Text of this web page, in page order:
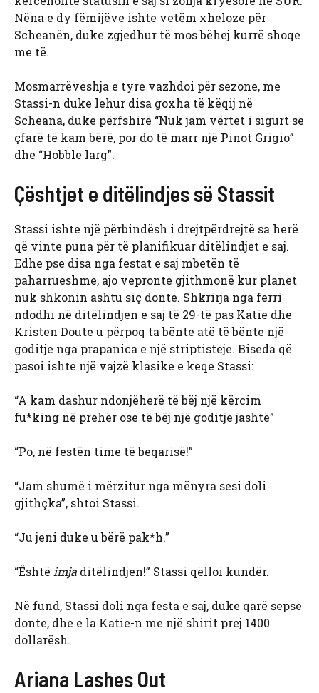
Nëna e dy fëmijëve ishte vetëm xheloze për
Scheanën, duke zgjedhur të mos bëhej kurrë shoqe
me të.
Mosmarrëveshja e tyre vazhdoi për sezone, me
Stassi-n duke lehur disa goxha të këqij në
Scheana, duke përfshirë “Nuk jam vërtet i sigurt se
çfarë të kam bërë, por do të marr një Pinot Grigio”
dhe “Hobble larg”.
Çështjet e ditëlindjes së Stassit
Stassi ishte një përbindësh i drejtpërdrejtë sa herë
që vinte puna për të planifikuar ditëlindjet e saj.
Edhe pse disa nga festat e saj mbetën të
paharrueshme, ajo vepronte gjithmonë kur planet
nuk shkonin ashtu siç donte. Shkrirja nga ferri
ndodhi në ditëlindjen e saj të 29-të pas Katie dhe
Kristen Doute u përpoq ta bënte atë të bënte një
goditje nga prapanica e një striptisteje. Biseda që
pasoi ishte një vajzë klasike e keqe Stassi:
“A kam dashur ndonjëherë të bëj një kërcim
fu*king në prehër ose të bëj një goditje jashtë”
“Po, në festën time të beqarisë!”
“Jam shumë i mërzitur nga mënyra sesi doli
gjithçka”, shtoi Stassi.
“Ju jeni duke u bërë pak*h.”
“Është imja ditëlindjen!” Stassi qëlloi kundër.
Në fund, Stassi doli nga festa e saj, duke qarë sepse
donte, dhe e la Katie-n me një shirit prej 1400
dollarësh.
Ariana Lashes Out